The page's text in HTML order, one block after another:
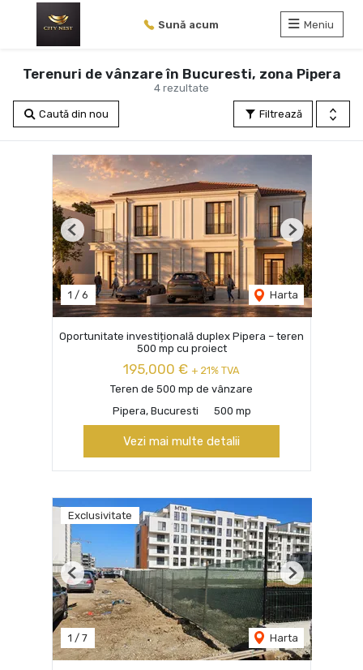
Sună acum Meniu
4 rezultate
Terenuri de vânzare în Bucuresti, zona Pipera
Filtrează
Caută din nou
1 / 6 Harta
Previous Next
Oportunitate investițională duplex Pipera – teren
500 mp cu proiect
195,000 € + 21% TVA
Teren de 500 mp de vânzare
Pipera, Bucuresti
500 mp
Vezi mai multe detalii
Exclusivitate
1 / 7 Harta
Previous Next